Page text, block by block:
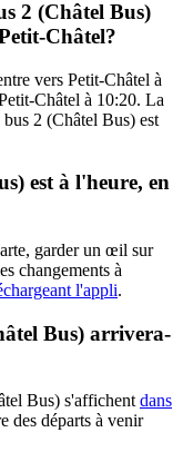
2 (Châtel Bus)
Châtel?
vers Petit-Châtel à
Châtel à 10:20. La
2 (Châtel Bus) est
est à l'heure, en
garder un œil sur
changements à
l'appli.
Bus) arrivera-
Bus) s'affichent dans
des départs à venir